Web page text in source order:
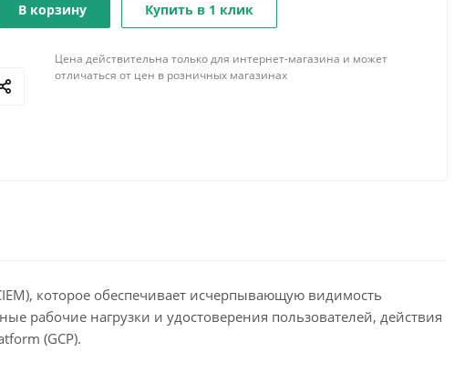
В корзину Купить в 1 клик
Цена действительна только для интернет-магазина и может
отличаться от цен в розничных магазинах
которое обеспечивает исчерпывающую видимость
рабочие нагрузки и удостоверения пользователей, действия
(GCP).